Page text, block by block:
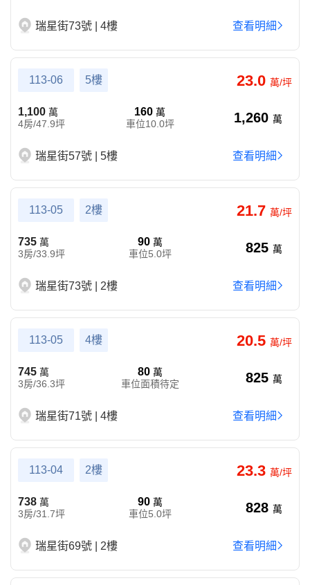
瑞星街73號 | 4樓 查看明細
113-06 5樓 23.0 萬/坪
1,100 萬
4房/47.9坪
160萬
車位10.0坪
1,260 萬
瑞星街57號 | 5樓 查看明細
113-05 2樓 21.7 萬/坪
735 萬
3房/33.9坪
90 萬
車位5.0坪
825 萬
瑞星街73號 | 2樓 查看明細
113-05 4樓 20.5 萬/坪
745 萬
3房/36.3坪
80 萬
車位面積待定
825 萬
瑞星街71號 | 4樓 查看明細
113-04 2樓 23.3 萬/坪
738 萬
3房/31.7坪
90 萬
車位5.0坪
828 萬
瑞星街69號 | 2樓 查看明細